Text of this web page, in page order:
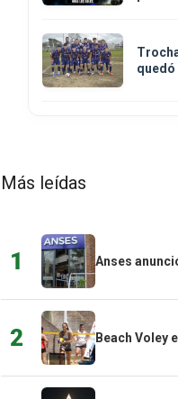
quedó
Más leídas
1 Anses
2 Beach Voley